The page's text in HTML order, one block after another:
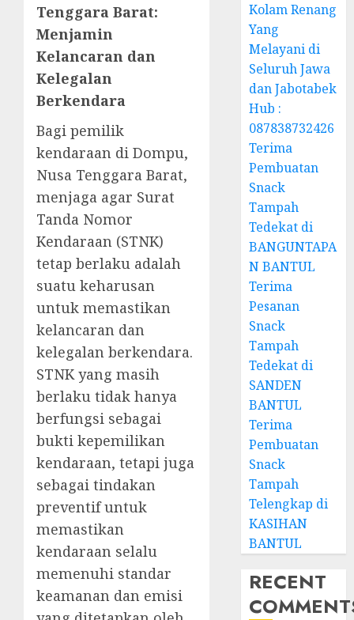
Tenggara Barat:
Menjamin
Kelancaran dan
Kelegalan
Berkendara
Bagi pemilik
kendaraan di Dompu,
Nusa Tenggara Barat,
menjaga agar Surat
Tanda Nomor
Kendaraan (STNK)
tetap berlaku adalah
suatu keharusan
untuk memastikan
kelancaran dan
kelegalan berkendara.
STNK yang masih
berlaku tidak hanya
berfungsi sebagai
bukti kepemilikan
kendaraan, tetapi juga
sebagai tindakan
preventif untuk
memastikan
kendaraan selalu
memenuhi standar
keamanan dan emisi
Kolam Renang
Yang
Melayani di
Seluruh Jawa
dan Jabotabek
Hub :
087838732426
Terima
Pembuatan
Snack
Tampah
Tedekat di
BANGUNTAPA
N BANTUL
Terima
Pesanan
Snack
Tampah
Tedekat di
SANDEN
BANTUL
Terima
Pembuatan
Snack
Tampah
Telengkap di
KASIHAN
BANTUL
RECENT